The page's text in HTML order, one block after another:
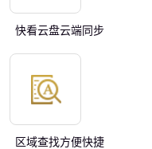
快看云盘云端同步
区域查找方便快捷